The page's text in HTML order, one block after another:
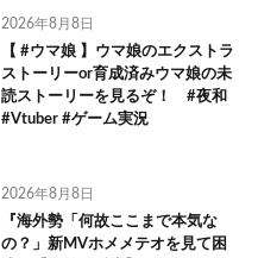
2026年8月8日
【 #ウマ娘 】ウマ娘のエクストラ
ストーリーor育成済みウマ娘の未
読ストーリーを見るぞ！ #夜和
#Vtuber #ゲーム実況
2026年8月8日
『海外勢「何故ここまで本気な
の？」新MVホメメテオを見て困